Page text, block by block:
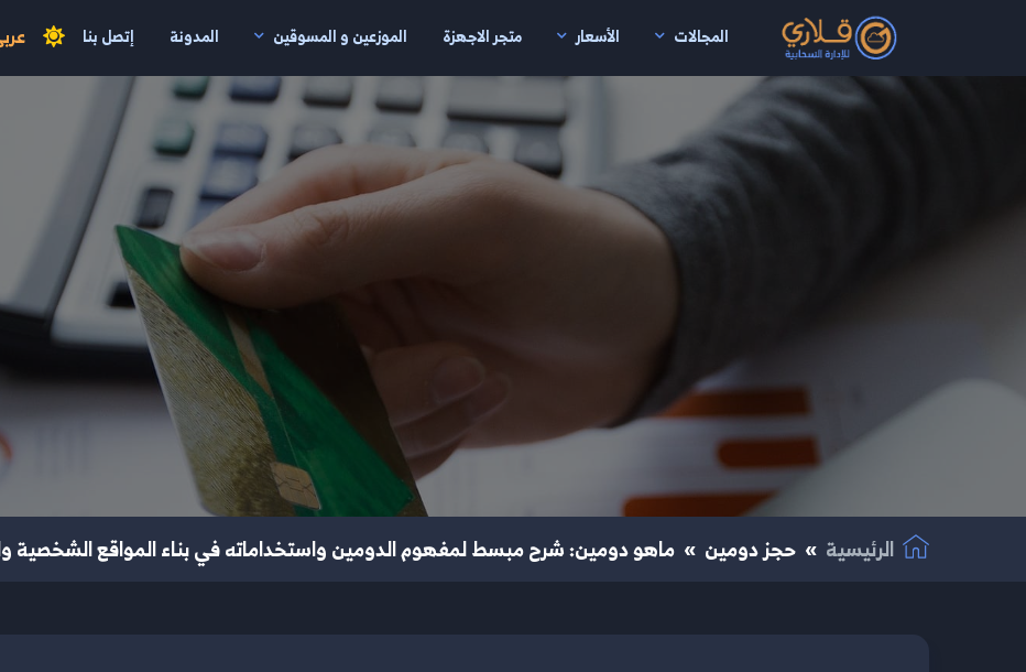
المجالات الأسعار متجر الاجهزة الموزعين و المسوقين المدونة إتصل بنا
انتقال إلى المحتوى الرئيسي
الرئيسية حجز دومين ماهو دومين: شرح مبسط لمفهوم الدومين واستخداماته في بناء المواقع الشخصية